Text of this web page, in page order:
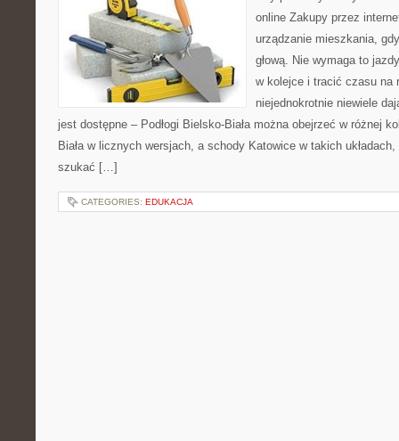
online Zakupy przez
urządzanie mieszkania,
głową. Nie wymaga to
w kolejce i tracić czasu na
niejednokrotnie niewiele
jest dostępne – Podłogi Bielsko-Biała można obejrzeć w różnej
Biała w licznych wersjach, a schody Katowice w takich
szukać […]
CATEGORIES: EDUKACJA